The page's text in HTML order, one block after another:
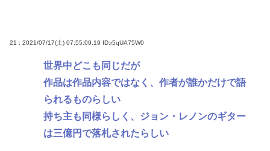
21 : 2021/07/17(土) 07:55:09.19 ID:r5qUA75W0
世界中どこも同じだが
作品は作品内容ではなく、作者が誰かだけで語
られるものらしい
持ち主も同様らしく、ジョン・レノンのギター
は三億円で落札されたらしい